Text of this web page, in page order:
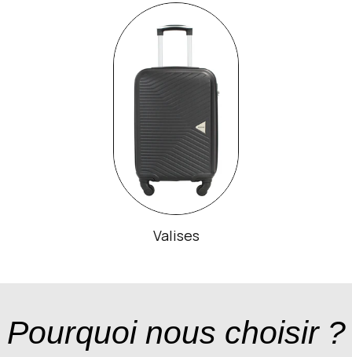
Valises
Pourquoi nous choisir ?